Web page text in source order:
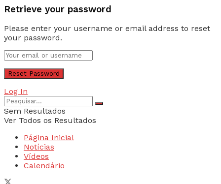
Retrieve your password
Please enter your username or email address to reset
your password.
Log In
Sem Resultados
Ver Todos os Resultados
Página Inicial
Notícias
Vídeos
Calendário